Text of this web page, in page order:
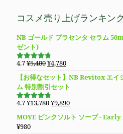
し
で
格
¥5,480
し
た。
価
は
す。
コスメ売り上げランキン
NB ゴールド プラセンタ セラム
ゼント)
5段階で
価
4.7¥5,480元
価
格
は
で
¥4,780現
の
価
格
¥4,780
【お得なセット】NB Revitox エイ
ム 特別割引セット
5段階で
価
4.7¥13,780元
価
¥9,890現
の
MOYE ピンクソルト ソープ -
¥980